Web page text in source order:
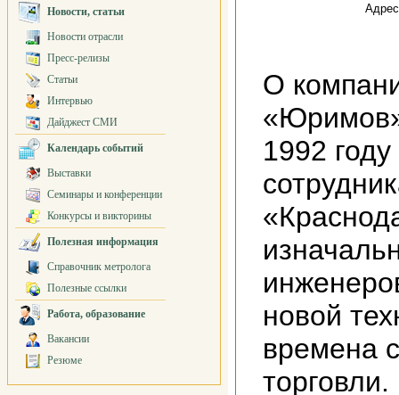
Новости, статьи
Новости отрасли
Пресс-релизы
Статьи
Интервью
Дайджест СМИ
Календарь событий
Выставки
Семинары и конференции
Конкурсы и викторины
Полезная информация
Справочник метролога
Полезные ссылки
Работа, образование
Вакансии
Резюме
О
1992
новой
времена